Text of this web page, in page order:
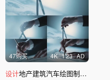
47购买 4K 1'23 AD
设计地产建筑汽车绘图制图画图图纸